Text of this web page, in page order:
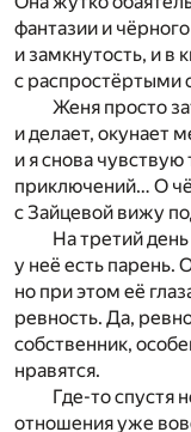
фантазии и
и замкнутость, и в
с распростёртыми
Женя просто
и делает, окунает
и я снова
приключений… О
с Зайцевой вижу
На третий
у неё есть парень.
но при этом её
ревность. Да,
собственник,
нравятся.
Где-то спустя
отношения уже